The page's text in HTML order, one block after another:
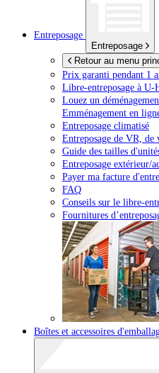
Entreposage
Entreposage
Retour au menu
Prix garanti pendant 1
Libre-entreposage à U-
Louez un
Emménagement en
Entreposage climatisé
Entreposage de VR, de
Guide des tailles
Entreposage extérieur/
Payer ma facture
FAQ
Conseils sur le libre-
Fournitures
Boîtes et accessoires